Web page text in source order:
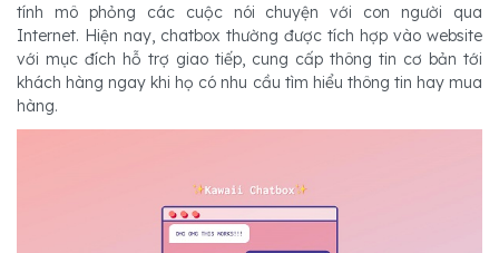
tính mô phỏng các cuộc nói chuyện với con người qua
Internet. Hiện nay, chatbox thường được tích hợp vào website
với mục đích hỗ trợ giao tiếp, cung cấp thông tin cơ bản tới
khách hàng ngay khi họ có nhu cầu tìm hiểu thông tin hay mua
hàng.